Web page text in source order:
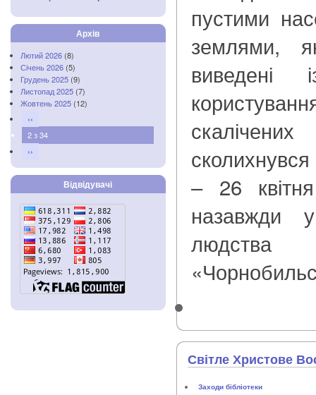
Архів
Лютий 2026 (8)
Січень 2026 (5)
Грудень 2025 (9)
Листопад 2025 (7)
Жовтень 2025 (12)
‹‹
2 з 34
››
Відвідувачі
пустими
землями,
виведені
сколихнувся
– 26
назавжди
Світле Христове
Заходи бібліотеки